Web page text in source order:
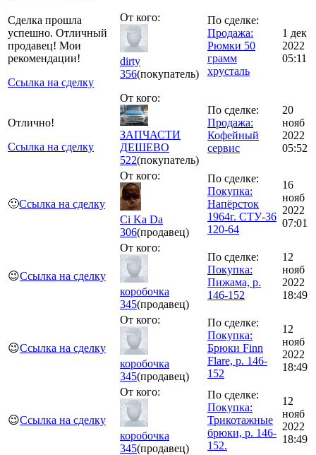
Сделка прошла
успешно. Отличный
продавец! Мои
рекомендации!
Ссылка на сделку
От кого:
dirty
356(покупатель)
По сделке:
Продажа:
Рюмки 50
грамм
хрусталь
1 дек
2022
05:11
Отлично!
Ссылка на сделку
От кого:
ЗАПЧАСТИ
ДЕШЕВО
522(покупатель)
По сделке:
Продажа:
Кофейный
сервис
20
нояб
2022
05:52
🙂Ссылка на сделку
От кого:
Ci Ka Da
306(продавец)
По сделке:
Покупка:
Напёрсток
1964г. СТУ-36
120-64
16
нояб
2022
07:01
😉Ссылка на сделку
От кого:
коробочка
345(продавец)
По сделке:
Покупка:
Пижама, р.
146-152
12
нояб
2022
18:49
😉Ссылка на сделку
От кого:
коробочка
345(продавец)
По сделке:
Покупка:
Брюки Finn
Flare, р. 146-
152
12
нояб
2022
18:49
😉Ссылка на сделку
От кого:
коробочка
345(продавец)
По сделке:
Покупка:
Трикотажные
брюки, р. 146-
152.
12
нояб
2022
18:49